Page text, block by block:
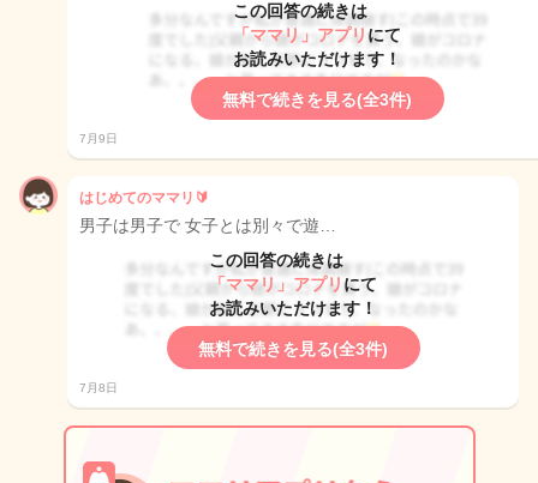
この回答の続きは
「ママリ」アプリ にて
お読みいただけます！
無料で続きを見る(全3件)
7月9日
はじめてのママリ🔰
男子は男子で 女子とは別々で遊…
この回答の続きは
「ママリ」アプリ にて
お読みいただけます！
無料で続きを見る(全3件)
7月8日